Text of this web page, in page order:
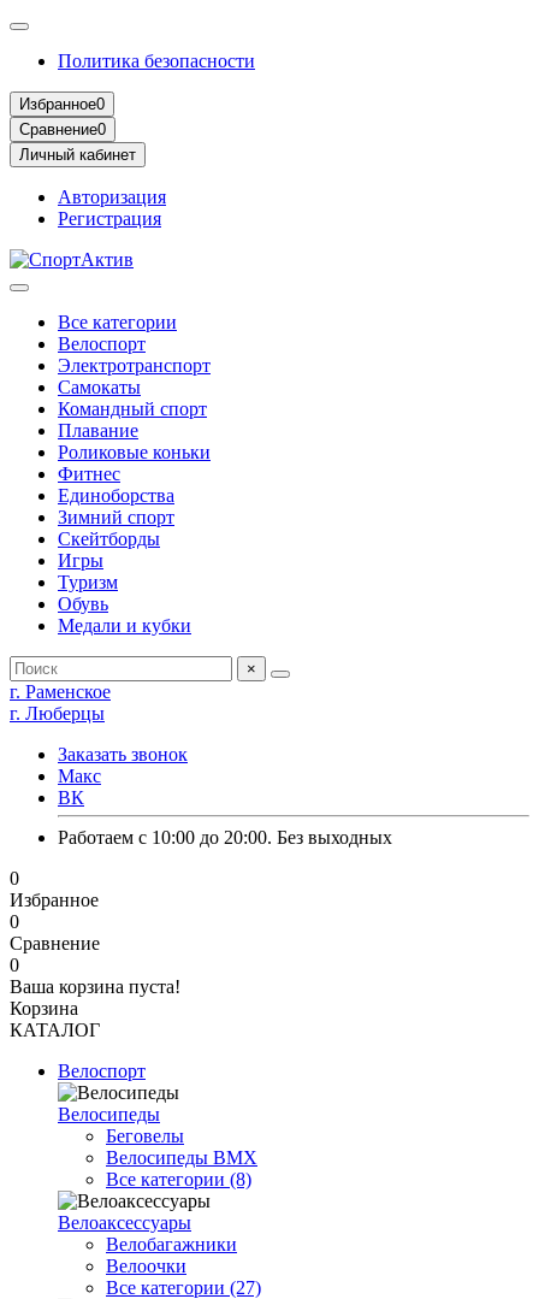
Политика безопасности
Избранное0
Сравнение0
Личный кабинет
Авторизация
Регистрация
Все категории
Велоспорт
Электротранспорт
Самокаты
Командный спорт
Плавание
Роликовые коньки
Фитнес
Единоборства
Зимний спорт
Скейтборды
Игры
Туризм
Обувь
Медали и кубки
×
г. Раменское
г. Люберцы
Заказать звонок
Макс
ВК
Работаем с 10:00 до 20:00. Без выходных
0
Избранное
0
Сравнение
0
Ваша корзина пуста!
Корзина
КАТАЛОГ
Велоспорт
Велосипеды
Беговелы
Велосипеды BMX
Все категории (8)
Велоаксессуары
Велобагажники
Велоочки
Все категории (27)